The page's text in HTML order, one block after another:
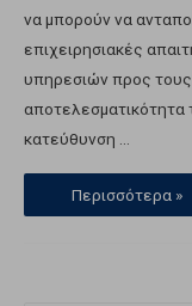
να μπορούν να
επιχειρησιακές
υπηρεσιών προς
αποτελεσματικότητα
κατεύθυνση …
Περισσότερα »